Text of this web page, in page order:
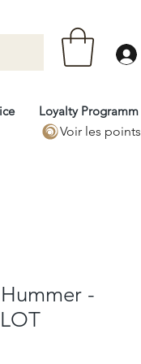
Loyalty Programm
Voir les points
-